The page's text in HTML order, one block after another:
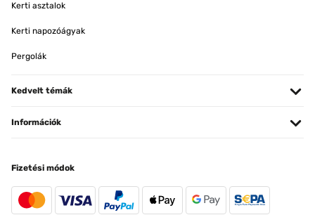
Kerti asztalok
Kerti napozóágyak
Pergolák
Kedvelt témák
Információk
Fizetési módok